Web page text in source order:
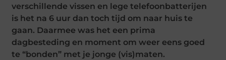
verschillende vissen en lege telefoonbatterijen
is het na 6 uur dan toch tijd om naar huis te
gaan. Daarmee was het een prima
dagbesteding en moment om weer eens goed
te “bonden” met je jonge (vis)maten.